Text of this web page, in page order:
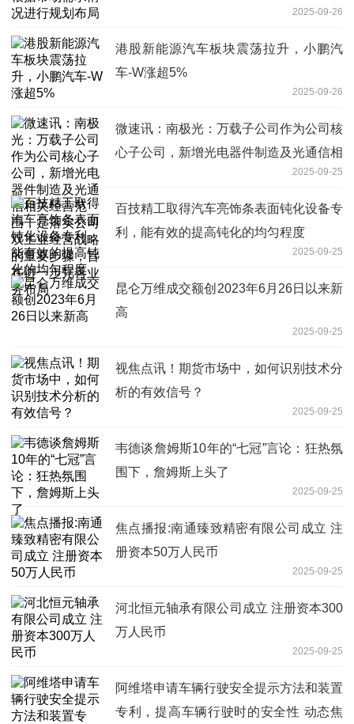
2025-09-26
港股新能源汽车板块震荡拉升，小鹏汽
车-W涨超5%
2025-09-26
微速讯：南极光：万载子公司作为公司核
心子公司，新增光电器件制造及光通信相
关经营范围，是落实公司双主业经营战略
的重要步骤，旨在进一步完善业务布局
2025-09-25
百技精工取得汽车亮饰条表面钝化设备专
利，能有效的提高钝化的均匀程度
2025-09-25
昆仑万维成交额创2023年6月26日以来新
高
2025-09-25
视焦点讯！期货市场中，如何识别技术分
析的有效信号？
2025-09-25
韦德谈詹姆斯10年的“七冠”言论：狂热氛
围下，詹姆斯上头了
2025-09-25
焦点播报:南通臻致精密有限公司成立 注
册资本50万人民币
2025-09-25
河北恒元轴承有限公司成立 注册资本300
万人民币
2025-09-25
阿维塔申请车辆行驶安全提示方法和装置
专利，提高车辆行驶时的安全性 动态焦